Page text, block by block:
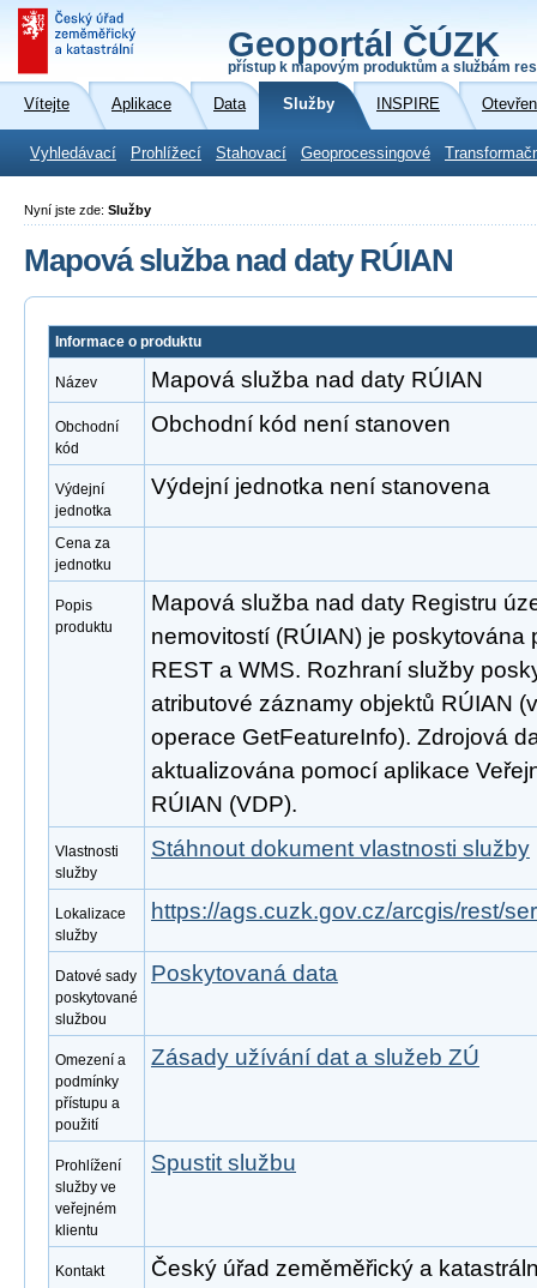
Geoportál ČÚZK
přístup k mapovým produktům a službám
Vítejte Aplikace Data Služby INSPIRE
Vyhledávací Prohlížecí Stahovací Geoprocessingové
Nyní jste zde: Služby
Mapová služba nad daty RÚIAN
Informace o produktu
Název Mapová služba nad daty RÚIAN
Obchodní
kód
Obchodní kód není stanoven
Výdejní
jednotka
Výdejní jednotka není stanovena
Cena za
jednotku
Popis
produktu
Mapová služba nad daty Registru
nemovitostí (RÚIAN) je poskytována
REST a WMS. Rozhraní služby
atributové záznamy objektů RÚIAN
operace GetFeatureInfo). Zdrojová
aktualizována pomocí aplikace
RÚIAN (VDP).
Vlastnosti
služby
Stáhnout dokument vlastnosti služby
Lokalizace
služby
https://ags.cuzk.gov.cz/arcgis/rest/
Datové sady
poskytované
službou
Poskytovaná data
Omezení a
podmínky
přístupu a
použití
Zásady užívání dat a služeb ZÚ
Prohlížení
služby ve
veřejném
klientu
Spustit službu
Kontakt
Český úřad zeměměřický a